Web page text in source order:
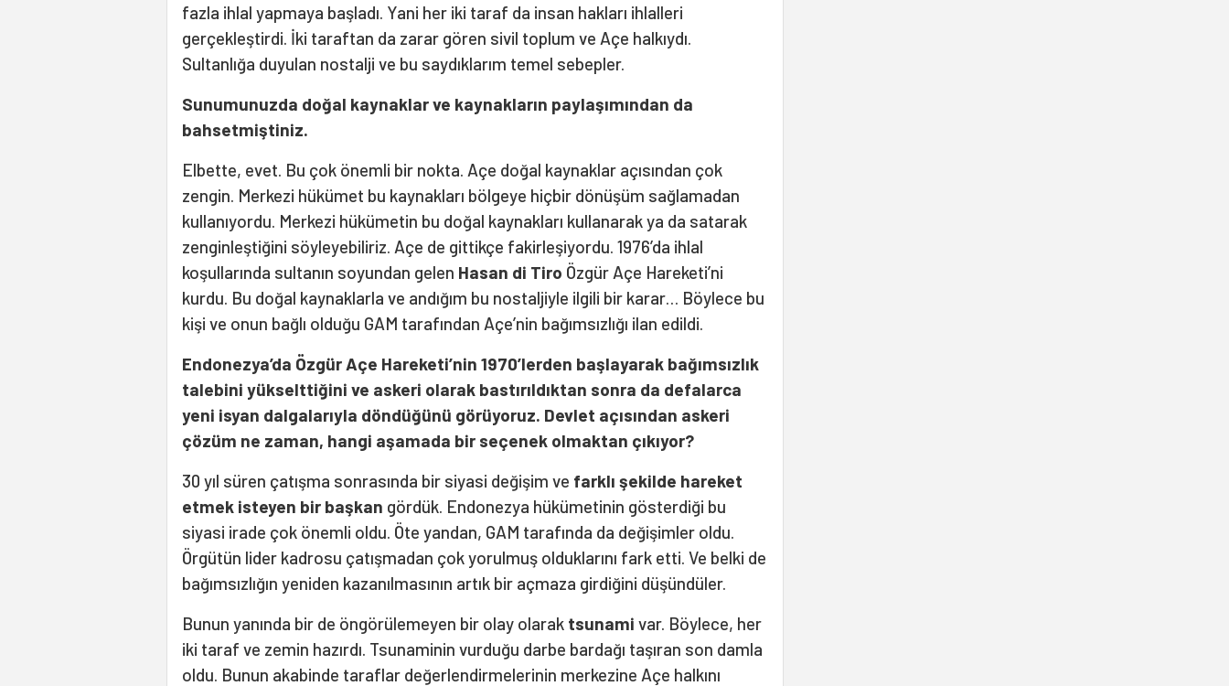
fazla ihlal yapmaya başladı. Yani her iki taraf da insan hakları ihlalleri
gerçekleştirdi. İki taraftan da zarar gören sivil toplum ve Açe halkıydı.
Sultanlığa duyulan nostalji ve bu saydıklarım temel sebepler.
Sunumunuzda doğal kaynaklar ve kaynakların paylaşımından da
bahsetmiştiniz.
Elbette, evet. Bu çok önemli bir nokta. Açe doğal kaynaklar açısından çok
zengin. Merkezi hükümet bu kaynakları bölgeye hiçbir dönüşüm sağlamadan
kullanıyordu. Merkezi hükümetin bu doğal kaynakları kullanarak ya da satarak
zenginleştiğini söyleyebiliriz. Açe de gittikçe fakirleşiyordu. 1976’da ihlal
koşullarında sultanın soyundan gelen Hasan di Tiro Özgür Açe Hareketi’ni
kurdu. Bu doğal kaynaklarla ve andığım bu nostaljiyle ilgili bir karar… Böylece bu
kişi ve onun bağlı olduğu GAM tarafından Açe’nin bağımsızlığı ilan edildi.
Endonezya’da Özgür Açe Hareketi’nin 1970’lerden başlayarak bağımsızlık
talebini yükselttiğini ve askeri olarak bastırıldıktan sonra da defalarca
yeni isyan dalgalarıyla döndüğünü görüyoruz. Devlet açısından askeri
çözüm ne zaman, hangi aşamada bir seçenek olmaktan çıkıyor?
30 yıl süren çatışma sonrasında bir siyasi değişim ve farklı şekilde hareket
etmek isteyen bir başkan gördük. Endonezya hükümetinin gösterdiği bu
siyasi irade çok önemli oldu. Öte yandan, GAM tarafında da değişimler oldu.
Örgütün lider kadrosu çatışmadan çok yorulmuş olduklarını fark etti. Ve belki de
bağımsızlığın yeniden kazanılmasının artık bir açmaza girdiğini düşündüler.
Bunun yanında bir de öngörülemeyen bir olay olarak tsunami var. Böylece, her
iki taraf ve zemin hazırdı. Tsunaminin vurduğu darbe bardağı taşıran son damla
oldu. Bunun akabinde taraflar değerlendirmelerinin merkezine Açe halkını